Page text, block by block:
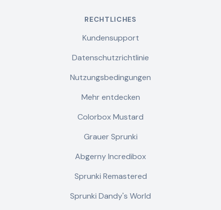
RECHTLICHES
Kundensupport
Datenschutzrichtlinie
Nutzungsbedingungen
Mehr entdecken
Colorbox Mustard
Grauer Sprunki
Abgerny Incredibox
Sprunki Remastered
Sprunki Dandy's World